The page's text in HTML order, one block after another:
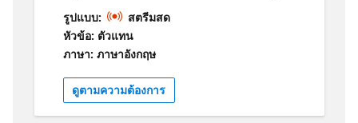
and interpret images for various
applications, such as facial recognition and
object detection. You'll also learn how to
implement and integrate these solutions into
real-world projects. Why should I attend? -
Understand the basics of Computer Vision. -
Learn the fundamentals of facial recognition.
รูปแบบ:
สตรีมสด
หัวข้อ: ตัวแทน
ภาษา: ภาษาอังกฤษ
ดูตามความต้องการ